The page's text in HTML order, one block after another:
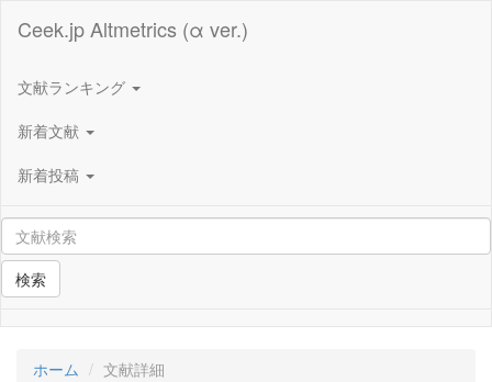
Ceek.jp Altmetrics (α ver.)
文献ランキング
新着文献
新着投稿
検索
ホーム 文献詳細